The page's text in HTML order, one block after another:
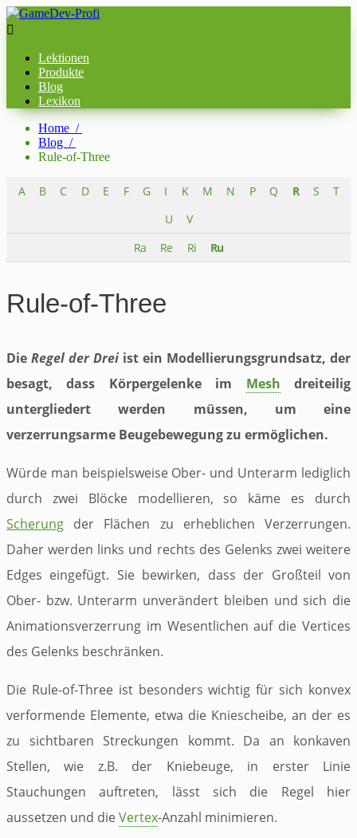

Lektionen
Produkte
Blog
Lexikon
Home /
Blog /
Rule-of-Three
A B C D E F G I K M N P Q R S
T
U
V
Ra
Re Ri Ru
Rule-of-Three
Die Regel der Drei ist ein Modellierungsgrundsatz, der
besagt, dass Körpergelenke im Mesh dreiteilig
untergliedert werden müssen, um eine
verzerrungsarme Beugebewegung zu ermöglichen.
Würde man beispielsweise Ober- und Unterarm lediglich
durch zwei Blöcke modellieren, so käme es durch
Scherung der Flächen zu erheblichen Verzerrungen.
Daher werden links und rechts des Gelenks zwei weitere
Edges eingefügt. Sie bewirken, dass der Großteil von
Ober- bzw. Unterarm unverändert bleiben und sich die
Animationsverzerrung im Wesentlichen auf die Vertices
des Gelenks beschränken.
Die Rule-of-Three ist besonders wichtig für sich konvex
verformende Elemente, etwa die Kniescheibe, an der es
zu sichtbaren Streckungen kommt. Da an konkaven
Stellen, wie z.B. der Kniebeuge, in erster Linie
Stauchungen auftreten, lässt sich die Regel hier
aussetzen und dieVertex-Anzahl minimieren.